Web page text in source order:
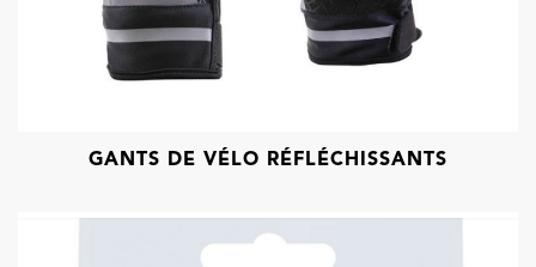
GANTS DE VÉLO RÉFLÉCHISSANTS